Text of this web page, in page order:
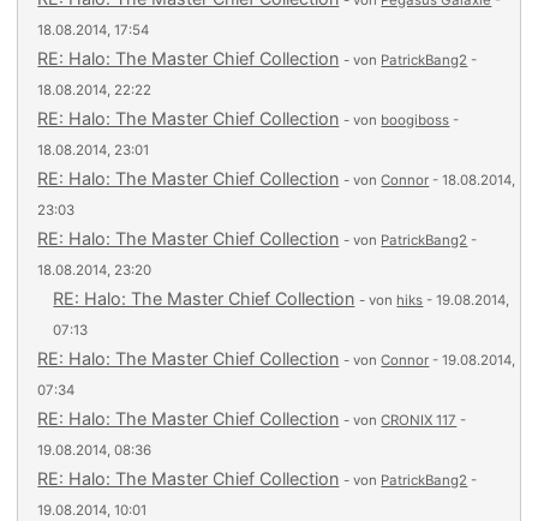
18.08.2014, 17:54
RE: Halo: The Master Chief Collection - von PatrickBang2 -
18.08.2014, 22:22
RE: Halo: The Master Chief Collection - von boogiboss -
18.08.2014, 23:01
RE: Halo: The Master Chief Collection - vonConnor - 18.08.2014,
23:03
RE: Halo: The Master Chief Collection - von PatrickBang2 -
18.08.2014, 23:20
RE: Halo: The Master Chief Collection - von hiks - 19.08.2014,
07:13
RE: Halo: The Master Chief Collection - vonConnor - 19.08.2014,
07:34
RE: Halo: The Master Chief Collection - vonCRONIX 117 -
19.08.2014, 08:36
RE: Halo: The Master Chief Collection - von PatrickBang2 -
19.08.2014, 10:01